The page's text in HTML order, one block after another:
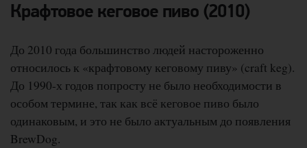
Крафтовое кеговое пиво (2010)
До 2010 года большинство людей настороженно
относилось к «крафтовому кеговому пиву» (craft keg).
До 1990-х годов попросту не было необходимости в
особом термине, так как всё кеговое пиво было
одинаковым, и это не было актуальным до появления
BrewDog.